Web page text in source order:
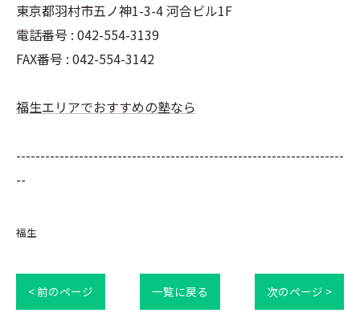
東京都羽村市五ノ神1-3-4 河合ビル1F
電話番号 : 042-554-3139
FAX番号 : 042-554-3142
福生エリアでおすすめの塾なら
--------------------------------------------------------------------
--
福生
< 前のページ 一覧に戻る 次のページ >